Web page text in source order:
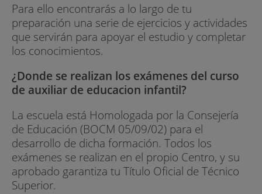
Para ello encontrarás a lo largo de tu
preparación una serie de ejercicios y actividades
que servirán para apoyar el estudio y completar
los conocimientos.
¿Donde se realizan los exámenes del curso
de auxiliar de educacion infantil?
La escuela está Homologada por la Consejería
de Educación (BOCM 05/09/02) para el
desarrollo de dicha formación. Todos los
exámenes se realizan en el propio Centro, y su
aprobado garantiza tu Título Oficial de Técnico
Superior.